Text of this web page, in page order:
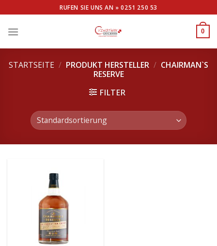
to
content
RUFEN SIE UNS AN »0251 250 53
0
STARTSEITE / PRODUKT HERSTELLER / CHAIRMAN`S
RESERVE
FILTER